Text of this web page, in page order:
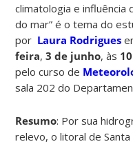
climatologia e influência
do mar” é o tema do
por Laura Rodrigues
feira,3 de junho, às
pelo curso de
sala 202 do
Resumo: Por sua
relevo, o litoral de